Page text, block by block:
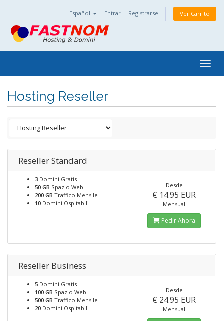
Español Entrar Registrarse Ver Carrito
Hosting Reseller
Reseller Standard
3 Domini Gratis
50 GB Spazio Web
200 GB Traffico Mensile
10 Domini Ospitabili
Desde
€ 14.95 EUR
Mensual
Pedir Ahora
Reseller Business
5 Domini Gratis
100 GB Spazio Web
500 GB Traffico Mensile
20 Domini Ospitabili
Desde
€ 24.95 EUR
Mensual